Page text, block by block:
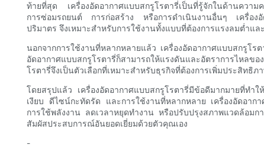
ท้ายที่สุด เครื่องอัดอากาศแบบสกรูโรตารี่เป็นที่รู้จักในด้านความ
การซ่อมรถยนต์ การก่อสร้าง หรือการดำเนินงานอื่นๆ เครื่องอั
ปริมาตร จึงเหมาะสำหรับการใช้งานทั้งแบบที่ต้องการแรงลมต่ำแล
นอกจากการใช้งานที่หลากหลายแล้ว เครื่องอัดอากาศแบบสกรูโ
อัดอากาศแบบสกรูโรตารี่ก็สามารถให้แรงดันและอัตราการไหล
โรตารี่จึงเป็นตัวเลือกที่เหมาะสำหรับธุรกิจที่ต้องการเพิ่มประสิทธิ
โดยสรุปแล้ว เครื่องอัดอากาศแบบสกรูโรตารี่มีข้อดีมากมายที่ท
เงียบ ดีไซน์กะทัดรัด และการใช้งานที่หลากหลาย เครื่องอัดอาก
การใช้พลังงาน ลดเวลาหยุดทำงาน หรือปรับปรุงสภาพแวดล้อม
สัมผัสประสบการณ์อันยอดเยี่ยมด้วยตัวคุณเอง
-